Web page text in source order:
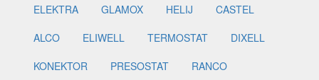
ELEKTRA
GLAMOX HELIJ
CASTEL
ALCO
ELIWELL TERMOSTAT
DIXELL
KONEKTOR
PRESOSTAT
RANCO